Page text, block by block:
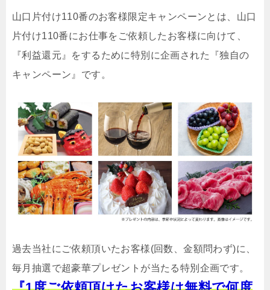
山口片付け110番のお客様限定キャンペーンとは、山口
片付け110番にお仕事をご依頼したお客様に向けて、
『利益還元』をするために特別に企画された『独自の
キャンペーン』です。
過去当社にご依頼頂いたお客様(回数、金額問わず)に、
毎月抽選で超豪華プレゼントが当たる特別企画です。